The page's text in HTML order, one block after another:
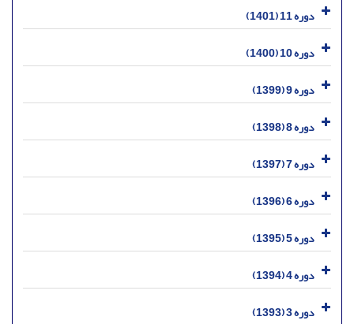
دوره 11 (1401)
دوره 10 (1400)
دوره 9 (1399)
دوره 8 (1398)
دوره 7 (1397)
دوره 6 (1396)
دوره 5 (1395)
دوره 4 (1394)
دوره 3 (1393)